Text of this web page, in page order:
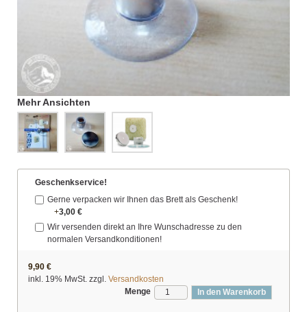
Mehr Ansichten
Geschenkservice!
Gerne verpacken wir Ihnen das Brett als Geschenk!
+3,00 €
Wir versenden direkt an Ihre Wunschadresse zu den
normalen Versandkonditionen!
9,90 €
inkl. 19% MwSt. zzgl. Versandkosten
Menge
In den Warenkorb